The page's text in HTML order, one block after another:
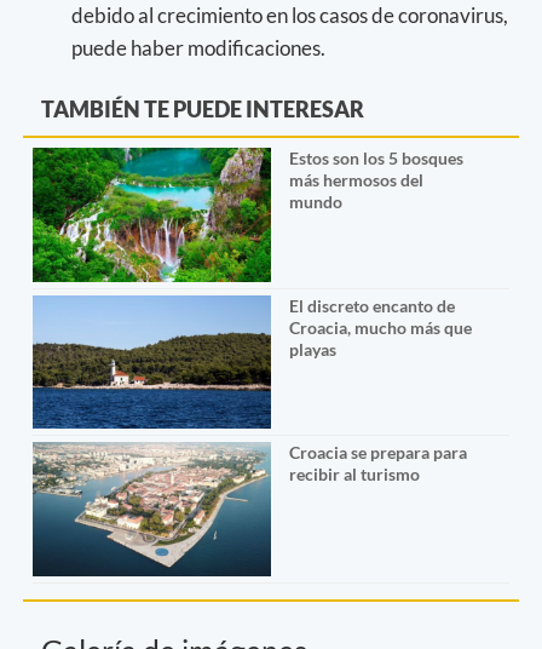
debido al crecimiento en los casos de coronavirus,
puede haber modificaciones.
TAMBIÉN TE PUEDE INTERESAR
Estos son los 5 bosques
más hermosos del
mundo
El discreto encanto de
Croacia, mucho más que
playas
Croacia se prepara para
recibir al turismo